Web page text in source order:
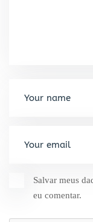
Salvar meus
eu comentar.